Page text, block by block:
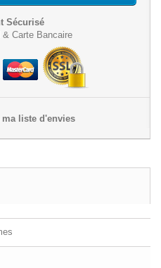
Sécurisé
Carte Bancaire
liste d'envies